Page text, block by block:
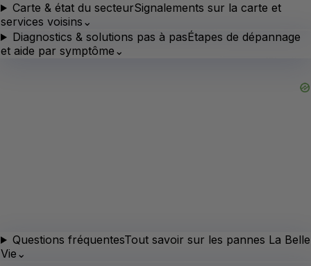
Carte & état du secteurSignalements sur la carte et
services voisins ⌄
Diagnostics & solutions pas à pasÉtapes de dépannage
et aide par symptôme ⌄
Questions fréquentesTout savoir sur les pannes La Belle
Vie ⌄